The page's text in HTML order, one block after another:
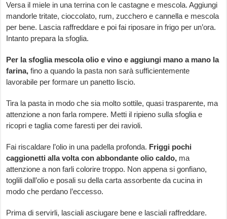
Versa il miele in una terrina con le castagne e mescola. Aggiungi
mandorle tritate, cioccolato, rum, zucchero e cannella e mescola
per bene. Lascia raffreddare e poi fai riposare in frigo per un’ora.
Intanto prepara la sfoglia.
Per la sfoglia mescola olio e vino e aggiungi mano a mano la
farina, fino a quando la pasta non sarà sufficientemente
lavorabile per formare un panetto liscio.
Tira la pasta in modo che sia molto sottile, quasi trasparente, ma
attenzione a non farla rompere. Metti il ripieno sulla sfoglia e
ricopri e taglia come faresti per dei ravioli.
Fai riscaldare l’olio in una padella profonda. Friggi pochi
caggionetti alla volta con abbondante olio caldo, ma
attenzione a non farli colorire troppo. Non appena si gonfiano,
toglili dall’olio e posali su della carta assorbente da cucina in
modo che perdano l’eccesso.
Prima di servirli, lasciali asciugare bene e lasciali raffreddare.